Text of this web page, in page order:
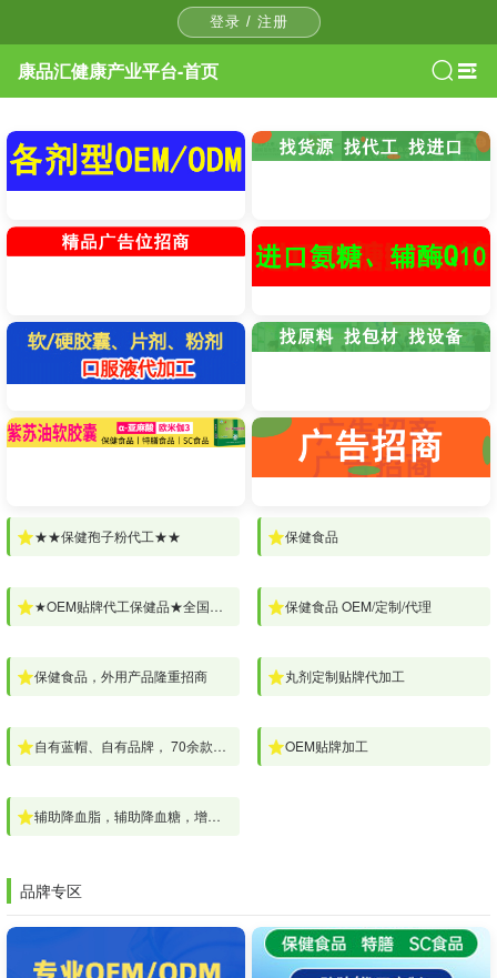
登录 / 注册
康品汇健康产业平台-首页
★★保健孢子粉代工★★ 保健食品
★OEM贴牌代工保健品★全国招商 保健食品 OEM/定制/代理
保健食品，外用产品隆重招商 丸剂定制贴牌代加工
自有蓝帽、自有品牌， 70余款系列产品火热招商 OEM贴牌加工
辅助降血脂，辅助降血糖，增强免疫力产品招商
品牌专区